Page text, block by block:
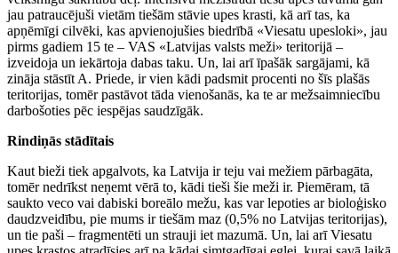
jau patraucējuši vietām tiešām stāvie upes krasti, kā arī tas, ka
apņēmīgi cilvēki, kas apvienojušies biedrībā «Viesatu upesloki», jau
pirms gadiem 15 te – VAS «Latvijas valsts meži» teritorijā –
izveidoja un iekārtoja dabas taku. Un, lai arī īpašāk sargājami, kā
zināja stāstīt A. Priede, ir vien kādi padsmit procenti no šīs plašās
teritorijas, tomēr pastāvot tāda vienošanās, ka te ar mežsaimniecību
darbošoties pēc iespējas saudzīgāk.
Rindiņās stādītais
Kaut bieži tiek apgalvots, ka Latvija ir teju vai mežiem pārbagāta,
tomēr nedrīkst neņemt vērā to, kādi tieši šie meži ir. Piemēram, tā
saukto veco vai dabiski boreālo mežu, kas var lepoties ar bioloģisko
daudzveidību, pie mums ir tiešām maz (0,5% no Latvijas teritorijas),
un tie paši – fragmentēti un strauji iet mazumā. Un, lai arī Viesatu